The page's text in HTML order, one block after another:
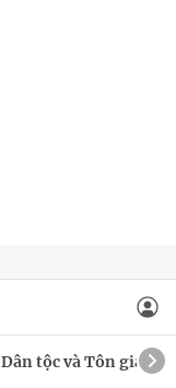
Dân tộc và Tôn giáo